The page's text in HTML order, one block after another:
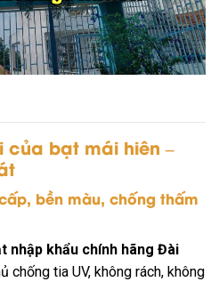
của bạt mái hiên –
bền màu, chống thấm
nhập khẩu chính hãng Đài
chống tia UV, không rách, không